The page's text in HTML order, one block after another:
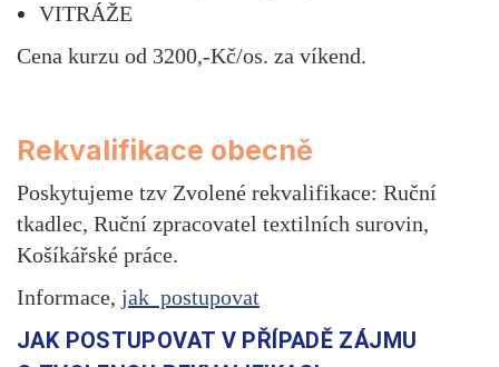
VITRÁŽE
Cena kurzu od 3200,-Kč/os. za víkend.
Rekvalifikace obecně
Poskytujeme tzv Zvolené rekvalifikace: Ruční
tkadlec, Ruční zpracovatel textilních surovin,
Košíkářské práce.
Informace, jak postupovat
JAK POSTUPOVAT V PŘÍPADĚ ZÁJMU